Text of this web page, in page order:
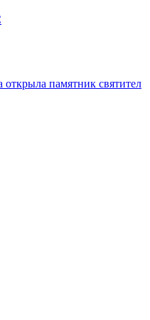
памятник святител